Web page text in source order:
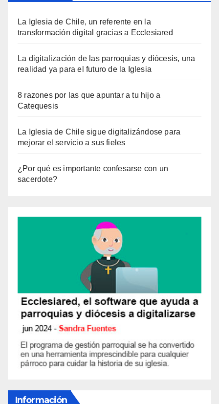
La Iglesia de Chile, un referente en la
transformación digital gracias a Ecclesiared
La digitalización de las parroquias y diócesis, una
realidad ya para el futuro de la Iglesia
8 razones por las que apuntar a tu hijo a
Catequesis
La Iglesia de Chile sigue digitalizándose para
mejorar el servicio a sus fieles
¿Por qué es importante confesarse con un
sacerdote?
Información